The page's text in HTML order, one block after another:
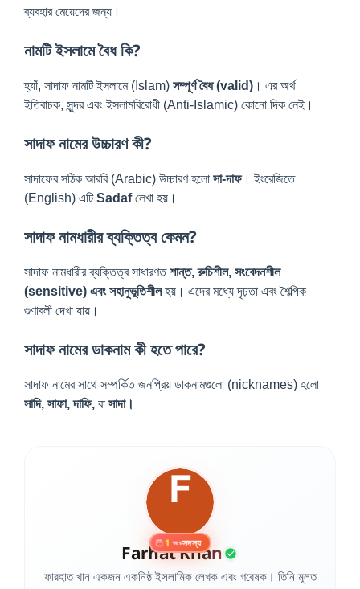
ব্যবহার মেয়েদের জন্য।
নামটি ইসলামে বৈধ কি?
হ্যাঁ, সাদাফ নামটি ইসলামে (Islam) সম্পূর্ণ বৈধ (valid) । এর অর্থ
ইতিবাচক, সুন্দর এবং ইসলামবিরোধী (Anti-Islamic) কোনো দিক নেই।
সাদাফ নামের উচ্চারণ কী?
সাদাফের সঠিক আরবি (Arabic) উচ্চারণ হলো সা-দাফ। ইংরেজিতে
(English) এটিSadafলেখা হয়।
সাদাফ নামধারীর ব্যক্তিত্ব কেমন?
সাদাফ নামধারীর ব্যক্তিত্ব সাধারণতশান্ত, রুচিশীল, সংবেদনশীল
(sensitive) এবং সহানুভূতিশীলহয়। এদের মধ্যে দৃঢ়তা এবং শৈল্পিক
গুণাবলী দেখা যায়।
সাদাফ নামের ডাকনাম কী হতে পারে?
সাদাফ নামের সাথে সম্পর্কিত জনপ্রিয় ডাকনামগুলো (nicknames) হলো
সাদি, সাফা, দাফি, বা সাদা।
1 বছরসদস্য
Farhat Khan
ফারহাত খান একজন একনিষ্ঠ ইসলামিক লেখক এবং গবেষক। তিনি মূলত